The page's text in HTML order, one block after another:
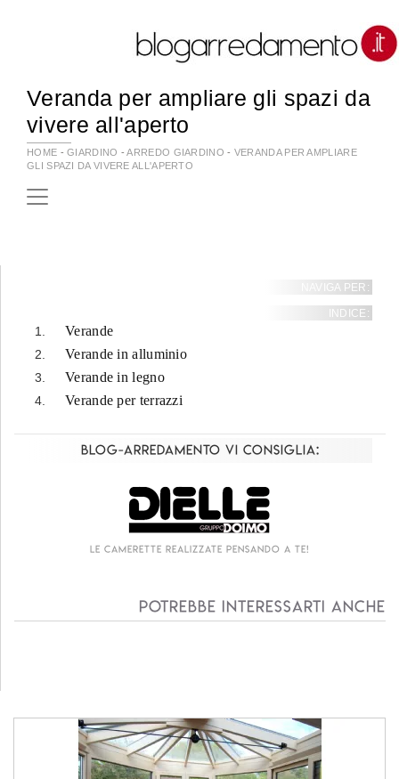
Veranda per ampliare gli spazi da
vivere all'aperto
HOME -GIARDINO -ARREDO GIARDINO - VERANDA PER AMPLIARE
GLI SPAZI DA VIVERE ALL'APERTO
NAVIGA PER:
INDICE:
Verande
Verande in alluminio
Verande in legno
Verande per terrazzi
Blog-Arredamento vi consiglia:
Le camerette realizzate pensando a te!
Potrebbe interessarti anche